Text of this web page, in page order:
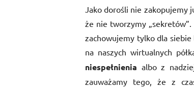
Jako dorośli nie zakopujemy
że nie tworzymy „sekretów”.
zachowujemy tylko dla
na naszych wirtualnych
niespełnienia albo z
zauważamy tego, że z